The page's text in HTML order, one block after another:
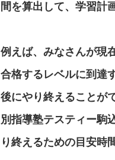
間を算出して、学習計
例えば、みなさんが現
合格するレベルに到達
後にやり終えることが
別指導塾テスティー駒
り終えるための目安時